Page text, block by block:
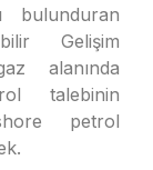
bulunduran
Gelişim
alanında
talebinin
petrol